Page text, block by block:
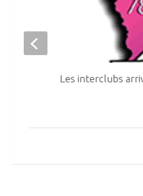
Les interclubs